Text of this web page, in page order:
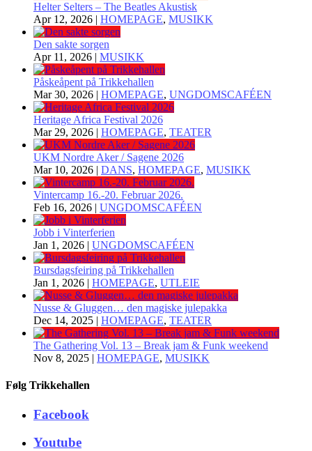
Helter Selters – The Beatles Akustisk
Apr 12, 2026 | HOMEPAGE, MUSIKK
Den sakte sorgen
Apr 11, 2026 | MUSIKK
Påskeåpent på Trikkehallen
Mar 30, 2026 | HOMEPAGE, UNGDOMSCAFÉEN
Heritage Africa Festival 2026
Mar 29, 2026 | HOMEPAGE, TEATER
UKM Nordre Aker / Sagene 2026
Mar 10, 2026 | DANS, HOMEPAGE, MUSIKK
Vintercamp 16.-20. Februar 2026.
Feb 16, 2026 | UNGDOMSCAFÉEN
Jobb i Vinterferien
Jan 1, 2026 | UNGDOMSCAFÉEN
Bursdagsfeiring på Trikkehallen
Jan 1, 2026 | HOMEPAGE, UTLEIE
Nusse & Gluggen… den magiske julepakka
Dec 14, 2025 | HOMEPAGE, TEATER
The Gathering Vol. 13 – Break jam & Funk weekend
Nov 8, 2025 | HOMEPAGE, MUSIKK
Følg Trikkehallen
Facebook
Youtube